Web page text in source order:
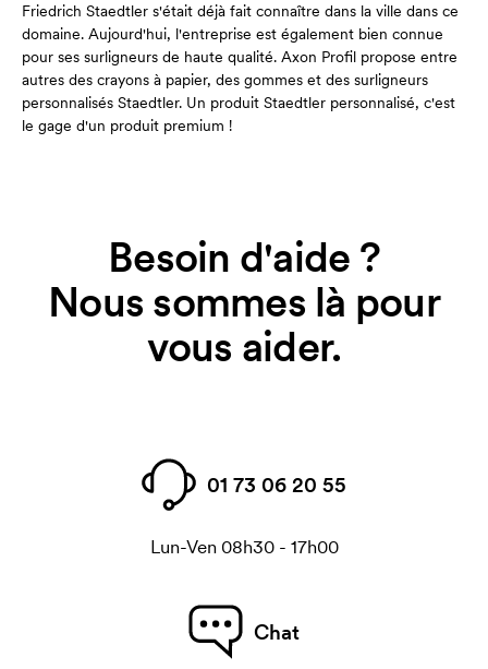
Friedrich Staedtler s'était déjà fait connaître dans la ville dans ce
domaine. Aujourd'hui, l'entreprise est également bien connue
pour ses surligneurs de haute qualité. Axon Profil propose entre
autres des crayons à papier, des gommes et des surligneurs
personnalisés Staedtler. Un produit Staedtler personnalisé, c'est
le gage d'un produit premium !
Besoin d'aide ?
Nous sommes là pour
vous aider.
01 73 06 20 55
Lun-Ven 08h30 - 17h00
Chat